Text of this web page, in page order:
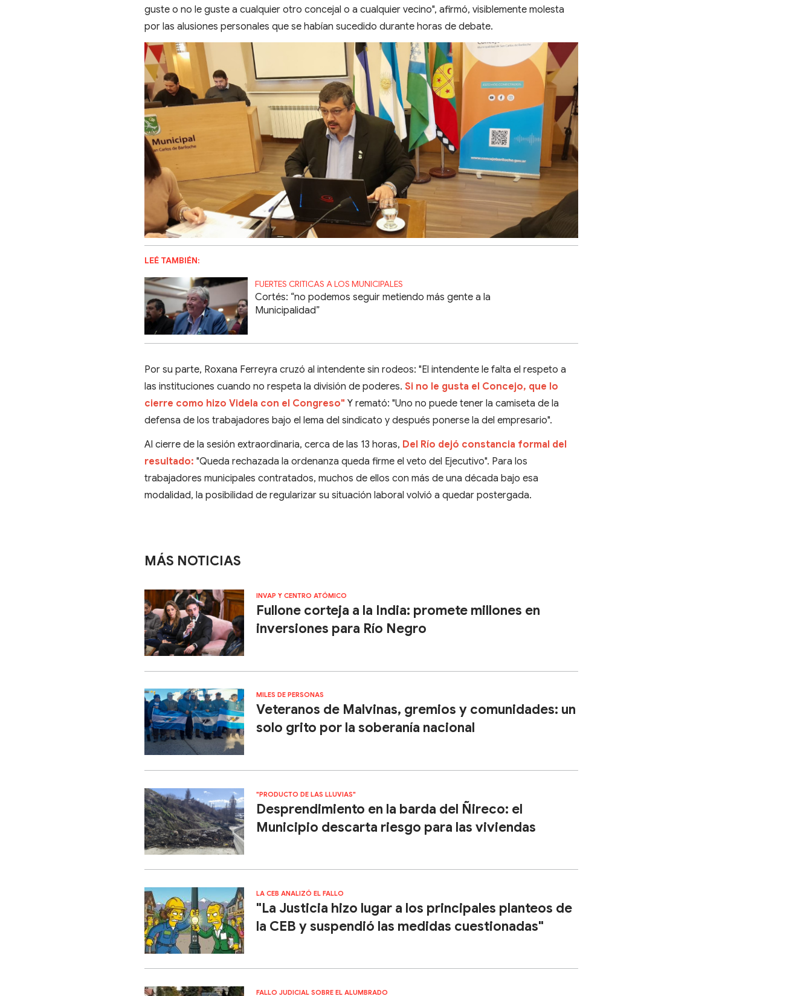
guste o no le guste a cualquier otro concejal o a cualquier vecino", afirmó, visiblemente molesta
por las alusiones personales que se habían sucedido durante horas de debate.
LEÉ TAMBIÉN:
FUERTES CRITICAS A LOS MUNICIPALES
Cortés: “no podemos seguir metiendo más gente a la
Municipalidad”
Por su parte, Roxana Ferreyra cruzó al intendente sin rodeos: "El intendente le falta el respeto a
las instituciones cuando no respeta la división de poderes. Si no le gusta el Concejo, que lo
cierre como hizo Videla con el Congreso" Y remató: "Uno no puede tener la camiseta de la
defensa de los trabajadores bajo el lema del sindicato y después ponerse la del empresario".
Al cierre de la sesión extraordinaria, cerca de las 13 horas, Del Río dejó constancia formal del
resultado:"Queda rechazada la ordenanza queda firme el veto del Ejecutivo". Para los
trabajadores municipales contratados, muchos de ellos con más de una década bajo esa
modalidad, la posibilidad de regularizar su situación laboral volvió a quedar postergada.
MÁS NOTICIAS
INVAP Y CENTRO ATÓMICO
Fullone corteja a la India: promete millones en
inversiones para Río Negro
MILES DE PERSONAS
Veteranos de Malvinas, gremios y comunidades: un
solo grito por la soberanía nacional
"PRODUCTO DE LAS LLUVIAS"
Desprendimiento en la barda del Ñireco: el
Municipio descarta riesgo para las viviendas
LA CEB ANALIZÓ EL FALLO
"La Justicia hizo lugar a los principales planteos de
la CEB y suspendió las medidas cuestionadas"
FALLO JUDICIAL SOBRE EL ALUMBRADO